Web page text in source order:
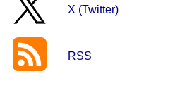
X (Twitter)
RSS